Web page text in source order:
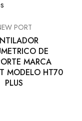
PORT
DE
MARCA
MODELO HT70
PLUS